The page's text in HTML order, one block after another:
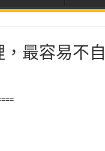
最容易不